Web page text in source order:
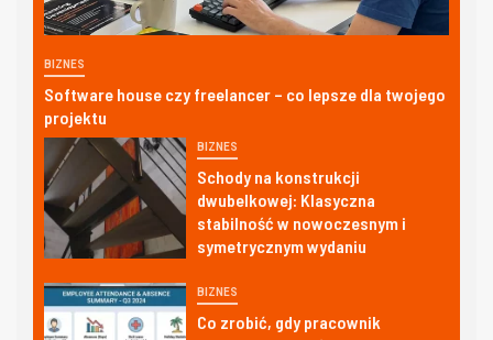
BIZNES
Software house czy freelancer – co lepsze dla twojego
projektu
BIZNES
Schody na konstrukcji
dwubelkowej: Klasyczna
stabilność w nowoczesnym i
symetrycznym wydaniu
BIZNES
Co zrobić, gdy pracownik